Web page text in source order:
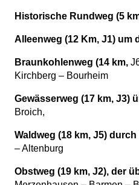
Historische Rundweg (5
Alleenweg (12 Km, J1) um
Braunkohlenweg (14 km,
Kirchberg – Bourheim
Gewässerweg (17 km, J3)
Broich,
Waldweg (18 km, J5) durch
– Altenburg
Obstweg (19 km, J2), der